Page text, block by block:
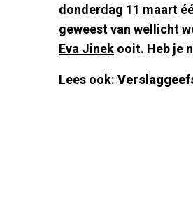
donderdag 11 maart
geweest van wellicht
Eva Jinek ooit. Heb je
Lees ook: